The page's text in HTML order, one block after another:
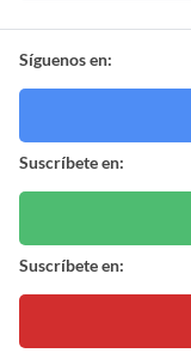
Síguenos en:
Suscríbete en:
Suscríbete en: